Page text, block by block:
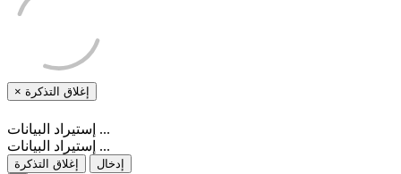
× إغلاق التذكرة
إستيراد البيانات ...
إستيراد البيانات ...
إغلاق التذكرة
إدخال